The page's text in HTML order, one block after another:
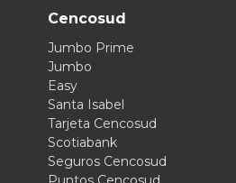
Cencosud
Jumbo Prime
Jumbo
Easy
Santa Isabel
Tarjeta Cencosud
Scotiabank
Seguros Cencosud